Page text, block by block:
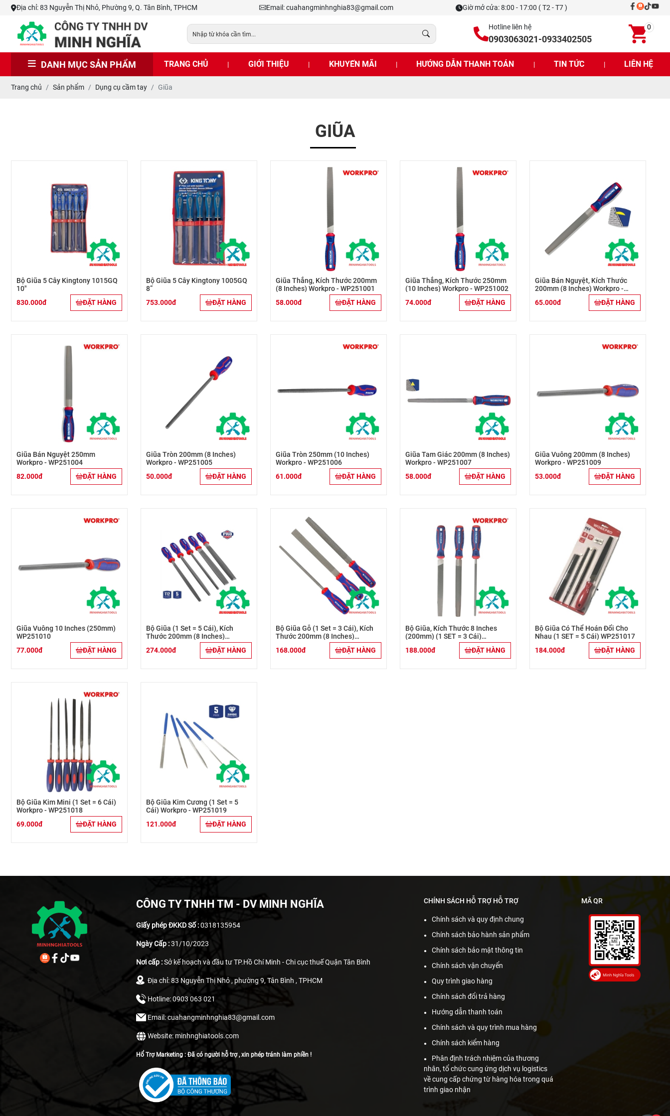
Địa chỉ: 83 Nguyễn Thị Nhỏ, Phường 9, Q. Tân Bình, TPHCM Email: cuahangminhnghia83@gmail.com Giờ mở cửa: 8:00 - 17:00 ( T2 - T7 )
Hotline liên hệ
0903063021-0933402505
0
DANH MỤC SẢN PHẨM TRANG CHỦ | GIỚI THIỆU | KHUYẾN MÃI | HƯỚNG DẪN THANH TOÁN | TIN TỨC | LIÊN HỆ
Trang chủ Sản phẩm Dụng cụ cầm tay Giũa
GIŨA
Bộ Giũa 5 Cây Kingtony 1015GQ
10"
830.000đ
ĐẶT HÀNG
Bộ Giũa 5 Cây Kingtony 1005GQ
8”
753.000đ
ĐẶT HÀNG
Giũa Thẳng, Kích Thước 200mm
(8 Inches) Workpro - WP251001
58.000đ
ĐẶT HÀNG
Giũa Thẳng, Kích Thước 250mm
(10 Inches) Workpro - WP251002
74.000đ
ĐẶT HÀNG
Giũa Bán Nguyệt, Kích Thước
200mm (8 Inches) Workpro -
65.000đ ĐẶT HÀNG
Giũa Bán Nguyệt 250mm
Workpro - WP251004
82.000đ
ĐẶT HÀNG
Giũa Tròn 200mm (8 Inches)
Workpro - WP251005
50.000đ
ĐẶT HÀNG
Giũa Tròn 250mm (10 Inches)
Workpro - WP251006
61.000đ
ĐẶT HÀNG
Giũa Tam Giác 200mm (8 Inches)
Workpro - WP251007
58.000đ
ĐẶT HÀNG
Giũa Vuông 200mm (8 Inches)
Workpro - WP251009
53.000đ
ĐẶT HÀNG
Giũa Vuông 10 Inches (250mm)
WP251010
77.000đ
ĐẶT HÀNG
Bộ Giũa (1 Set = 5 Cái), Kích
Thước 200mm (8 Inches)
Workpro - WP201701
274.000đ ĐẶT HÀNG
Bộ Giũa Gỗ (1 Set = 3 Cái), Kích
Thước 200mm (8 Inches)
Workpro - WP201703
168.000đ ĐẶT HÀNG
Bộ Giũa, Kích Thước 8 Inches
(200mm) (1 SET = 3 Cái)
188.000đ ĐẶT HÀNG
Bộ Giũa Có Thể Hoán Đổi Cho
Nhau (1 SET = 5 Cái) WP251017
184.000đ
ĐẶT HÀNG
Bộ Giũa Kim Mini (1 Set = 6 Cái)
Workpro - WP251018
69.000đ
ĐẶT HÀNG
Bộ Giũa Kim Cương (1 Set = 5
Cái) Workpro - WP251019
121.000đ
ĐẶT HÀNG
CÔNG TY TNHH TM - DV MINH NGHĨA
Giấy phép ĐKKD Số :0318135954
Ngày Cấp :31/10/2023
Nơi cấp :Sở kế hoạch và đầu tư TP.Hồ Chí Minh - Chi cục thuế Quận Tân Bình
Địa chỉ: 83 Nguyễn Thị Nhỏ , phường 9, Tân Bình , TPHCM
Hotline: 0903 063 021
Email: cuahangminhnghia83@gmail.com
Website: minhnghiatools.com
Hổ Trợ Marketing : Đã có người hỗ trợ , xin phép tránh làm phiền !
CHÍNH SÁCH HỖ TRỢ HỖ TRỢ
Chính sách và quy định chung
Chính sách bảo hành sản phẩm
Chính sách bảo mật thông tin
Chính sách vận chuyển
Quy trình giao hàng
Chính sách đổi trả hàng
Hướng dẫn thanh toán
Chính sách và quy trình mua hàng
Chính sách kiểm hàng
Phân định trách nhiệm của thương
nhân, tổ chức cung ứng dịch vụ logistics
về cung cấp chứng từ hàng hóa trong quá
trình giao nhận
MÃ QR